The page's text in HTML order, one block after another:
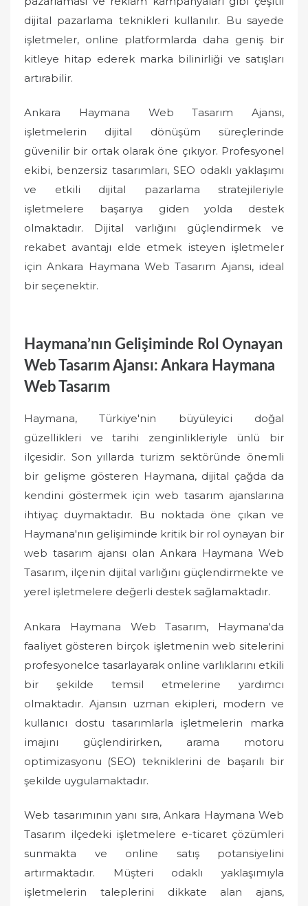
dijital pazarlama teknikleri kullanılır. Bu sayede
işletmeler, online platformlarda daha geniş bir
kitleye hitap ederek marka bilinirliği ve satışları
artırabilir.
Ankara Haymana Web Tasarım Ajansı,
işletmelerin dijital dönüşüm süreçlerinde
güvenilir bir ortak olarak öne çıkıyor. Profesyonel
ekibi, benzersiz tasarımları, SEO odaklı yaklaşımı
ve etkili dijital pazarlama stratejileriyle
işletmelere başarıya giden yolda destek
olmaktadır. Dijital varlığını güçlendirmek ve
rekabet avantajı elde etmek isteyen işletmeler
için Ankara Haymana Web Tasarım Ajansı, ideal
bir seçenektir.
Haymana’nın Gelişiminde Rol Oynayan
Web Tasarım Ajansı: Ankara Haymana
Web Tasarım
Haymana, Türkiye'nin büyüleyici doğal
güzellikleri ve tarihi zenginlikleriyle ünlü bir
ilçesidir. Son yıllarda turizm sektöründe önemli
bir gelişme gösteren Haymana, dijital çağda da
kendini göstermek için web tasarım ajanslarına
ihtiyaç duymaktadır. Bu noktada öne çıkan ve
Haymana'nın gelişiminde kritik bir rol oynayan bir
web tasarım ajansı olan Ankara Haymana Web
Tasarım, ilçenin dijital varlığını güçlendirmekte ve
yerel işletmelere değerli destek sağlamaktadır.
Ankara Haymana Web Tasarım, Haymana'da
faaliyet gösteren birçok işletmenin web sitelerini
profesyonelce tasarlayarak online varlıklarını etkili
bir şekilde temsil etmelerine yardımcı
olmaktadır. Ajansın uzman ekipleri, modern ve
kullanıcı dostu tasarımlarla işletmelerin marka
imajını güçlendirirken, arama motoru
optimizasyonu (SEO) tekniklerini de başarılı bir
şekilde uygulamaktadır.
Web tasarımının yanı sıra, Ankara Haymana Web
Tasarım ilçedeki işletmelere e-ticaret çözümleri
sunmakta ve online satış potansiyelini
artırmaktadır. Müşteri odaklı yaklaşımıyla
işletmelerin taleplerini dikkate alan ajans,